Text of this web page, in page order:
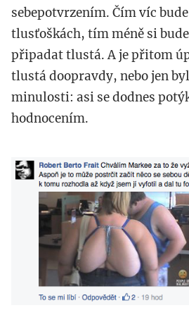
sebepotvrzením. Čím víc
tlusťoškách, tím méně si
připadat tlustá. A je přitom
tlustá doopravdy, nebo jen
minulosti: asi se dodnes
hodnocením.
02-
24_v_12.05.54.png